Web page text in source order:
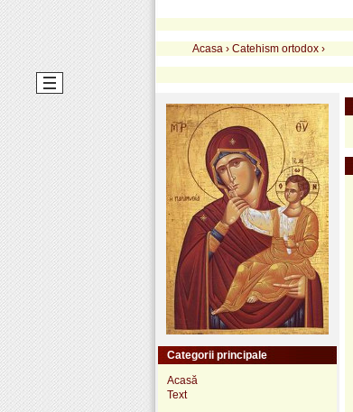
Acasa › Catehism ortodox ›
Categorii principale
Acasă
Text